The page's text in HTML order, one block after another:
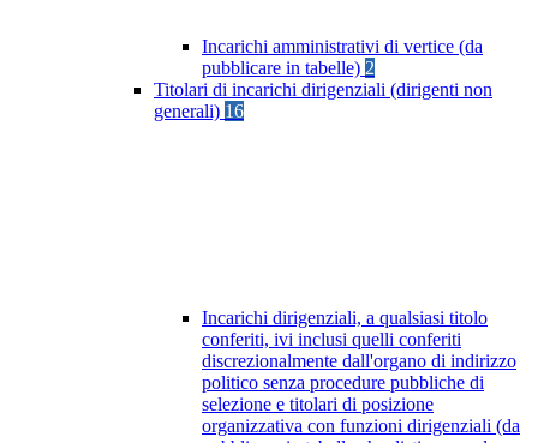
Incarichi amministrativi di vertice (da
pubblicare in tabelle) 2
Titolari di incarichi dirigenziali (dirigenti non
generali) 16
Incarichi dirigenziali, a qualsiasi titolo
conferiti, ivi inclusi quelli conferiti
discrezionalmente dall'organo di indirizzo
politico senza procedure pubbliche di
selezione e titolari di posizione
organizzativa con funzioni dirigenziali (da